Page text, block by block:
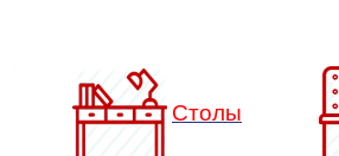
Столы